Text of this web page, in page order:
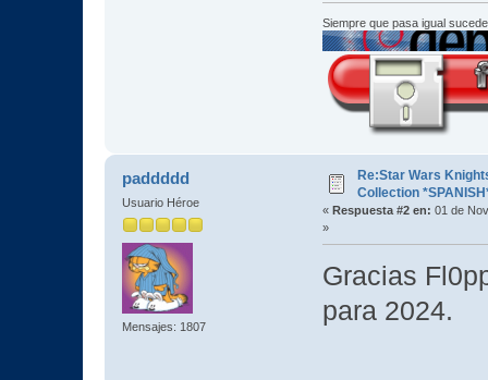
Siempre que pasa igual
paddddd
Usuario Héroe
Mensajes: 1807
Re:Star Wars
Collection
« Respuesta #2 en: 01 de
»
Gracias
para 2024.